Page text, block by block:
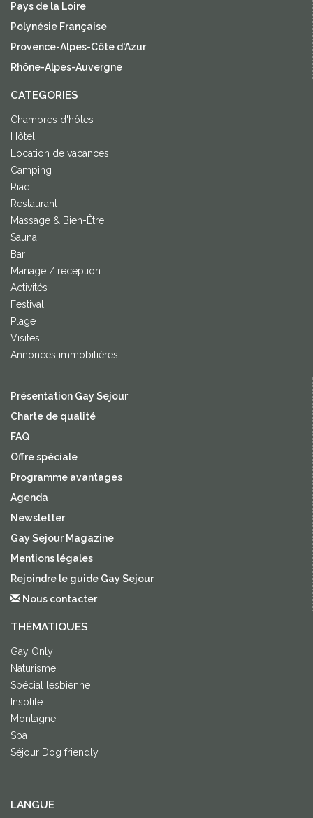
Pays de la Loire
Polynésie Française
Provence-Alpes-Côte d'Azur
Rhône-Alpes-Auvergne
CATEGORIES
Chambres d'hôtes
Hôtel
Location de vacances
Camping
Riad
Restaurant
Massage & Bien-Être
Sauna
Bar
Mariage / réception
Activités
Festival
Plage
Visites
Annonces immobilières
Présentation Gay Sejour
Charte de qualité
FAQ
Offre spéciale
Programme avantages
Agenda
Newsletter
Gay Sejour Magazine
Mentions légales
Rejoindre le guide Gay Sejour
Nous contacter
THÈMATIQUES
Gay Only
Naturisme
Spécial lesbienne
Insolite
Montagne
Spa
Séjour Dog friendly
LANGUE